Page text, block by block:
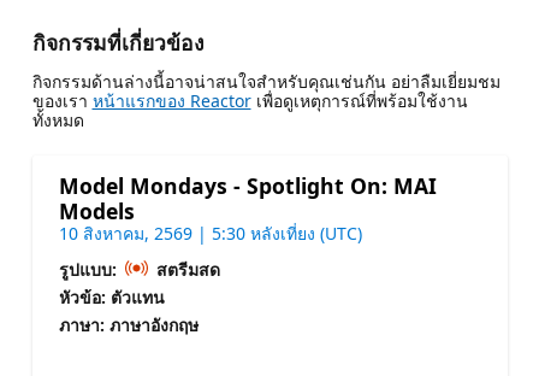
กิจกรรมที่เกี่ยวข้อง
กิจกรรมด้านล่างนี้อาจน่าสนใจสําหรับคุณเช่นกัน อย่าลืมเยี่ยมชม
ของเรา หน้าแรกของ Reactorเพื่อดูเหตุการณ์ที่พร้อมใช้งาน
ทั้งหมด
Model Mondays - Spotlight On: MAI
Models
10 สิงหาคม, 2569 | 5:30 หลังเที่ยง (UTC)
รูปแบบ:
สตรีมสด
หัวข้อ: ตัวแทน
ภาษา: ภาษาอังกฤษ